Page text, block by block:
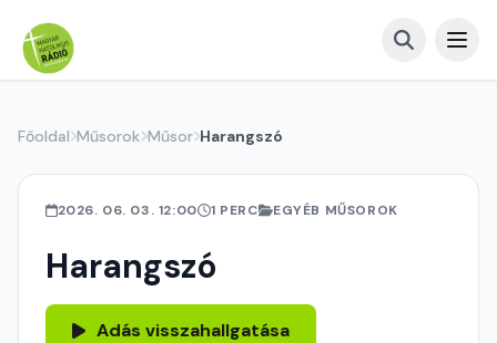
Főoldal Műsorok Műsor Harangszó
2026. 06. 03. 12:00 1 PERC EGYÉB MŰSOROK
Harangszó
Adás visszahallgatása